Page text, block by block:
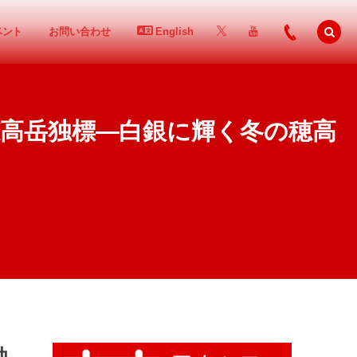
ト お問い合わせ English
岳独標―白銀に輝く冬の穂高